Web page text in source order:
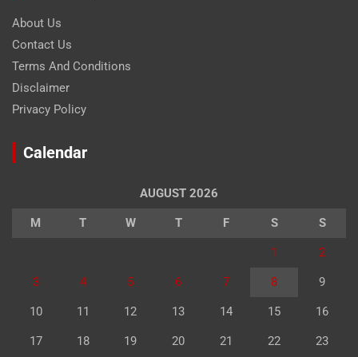
About Us
Contact Us
Terms And Conditions
Disclaimer
Privacy Policy
Calendar
AUGUST 2026
M T W T F S S
1 2
3 4 5 6 7 8 9
10 11 12 13 14 15 16
17 18 19 20 21 22 23